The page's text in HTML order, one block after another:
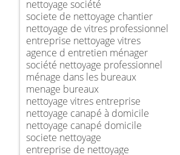
nettoyage société
societe de nettoyage chantier
nettoyage de vitres professionnel
entreprise nettoyage vitres
agence d entretien ménager
société nettoyage professionnel
ménage dans les bureaux
menage bureaux
nettoyage vitres entreprise
nettoyage canapé à domicile
nettoyage canapé domicile
societe nettoyage
entreprise de nettoyage